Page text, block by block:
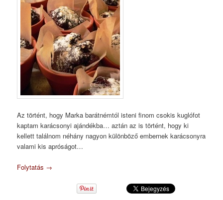
Az történt, hogy Marka barátnémtól isteni finom csokis kuglófot
kaptam karácsonyi ajándékba… aztán az is történt, hogy ki
kellett találnom néhány nagyon különböző embernek karácsonyra
valami kis apróságot…
Folytatás →